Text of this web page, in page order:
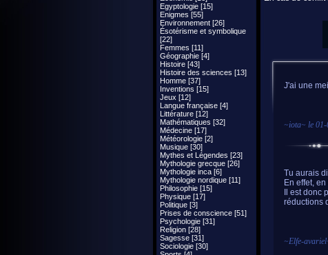
Egyptologie [15]
Enigmes [55]
Environnement [26]
Ésotérisme et symbolique
[22]
Femmes [11]
Géographie [4]
Histoire [43]
Histoire des sciences [13]
Homme [37]
Inventions [15]
Jeux [12]
Langue française [4]
Littérature [12]
Mathématiques [32]
Médecine [17]
Météorologie [2]
Musique [30]
Mythes et Légendes [23]
Mythologie grecque [26]
Mythologie inca [6]
Mythologie nordique [11]
Philosophie [15]
Physique [17]
Politique [3]
Prises de conscience [51]
Psychologie [31]
Religion [28]
Sagesse [31]
Sociologie [30]
J'ai une
~iota~ le
Tu aurais
En effet,
Il est
réductions
~Elfe-avariel